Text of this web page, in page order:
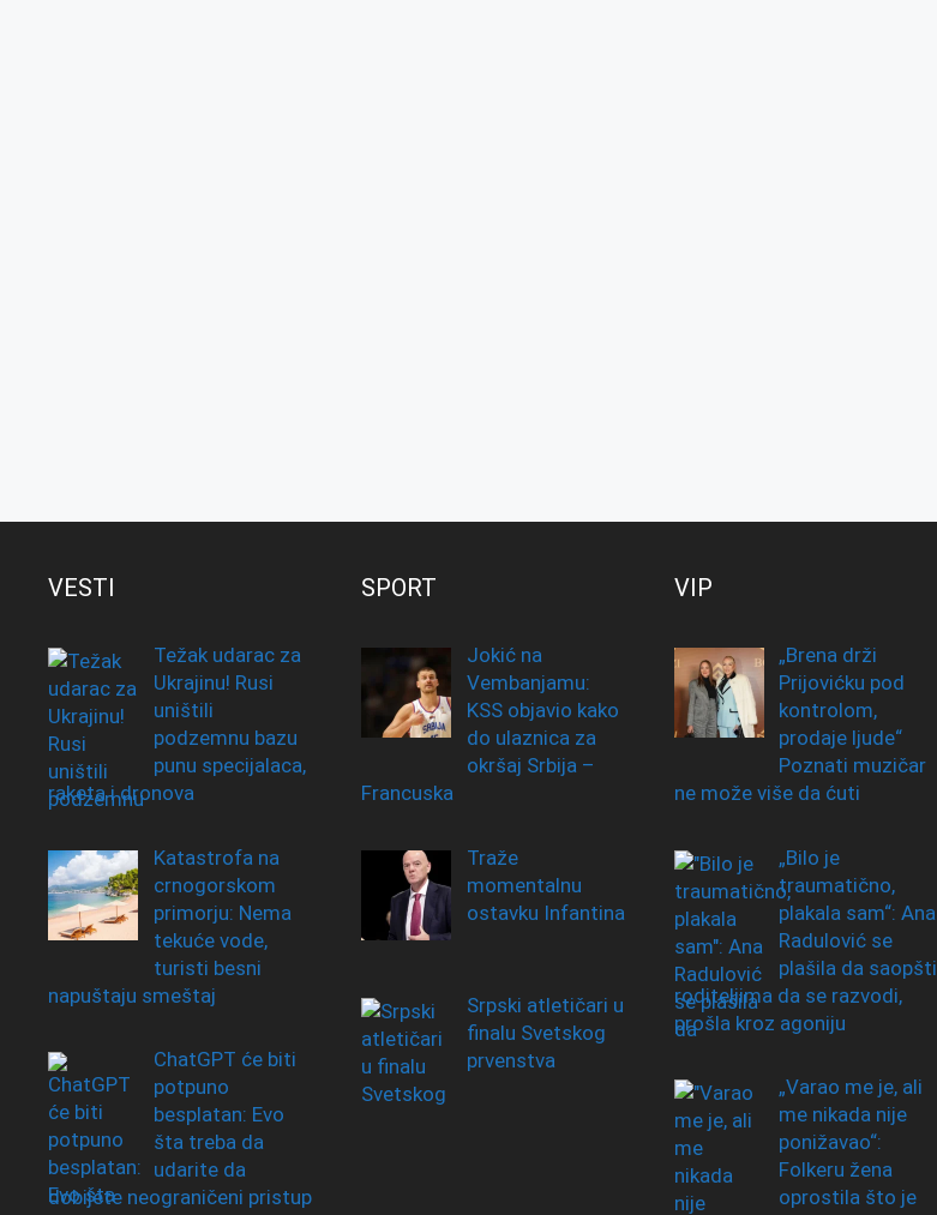
VESTI
Težak udarac za
Ukrajinu! Rusi
uništili
podzemnu bazu
punu specijalaca,
raketa i dronova
Katastrofa na
crnogorskom
primorju: Nema
tekuće vode,
turisti besni
napuštaju smeštaj
ChatGPT će biti
potpuno
besplatan: Evo
šta treba da
udarite da
dobijete neograničeni pristup
SPORT
Jokić na
Vembanjamu:
KSS objavio kako
do ulaznica za
okršaj Srbija –
Francuska
Traže
momentalnu
ostavku Infantina
Srpski atletičari u
finalu Svetskog
prvenstva
VIP
„Brena drži
Prijovićku pod
kontrolom,
prodaje ljude“
Poznati muzičar
ne može više da ćuti
„Bilo je
traumatično,
plakala sam“: Ana
Radulović se
plašila da saopšti
roditeljima da se razvodi,
prošla kroz agoniju
„Varao me je, ali
me nikada nije
ponižavao“:
Folkeru žena
oprostila što je